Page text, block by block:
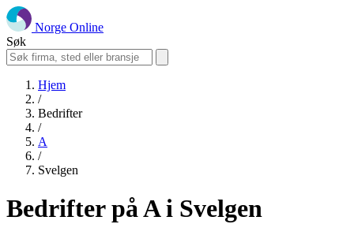
Norge Online
Søk
Hjem
/
Bedrifter
/
A
/
Svelgen
Bedrifter på A i Svelgen